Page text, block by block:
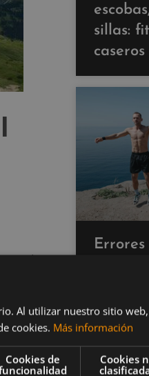
de
ejemplo,
sillas:
caseros
Errores
hacer
Al utilizar nuestro sitio web,
cookies. Más información
Cookies de
Cookies